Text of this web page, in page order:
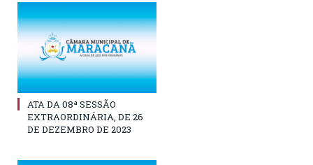
ATA DA 08ª SESSÃO
EXTRAORDINÁRIA, DE 26
DE DEZEMBRO DE 2023